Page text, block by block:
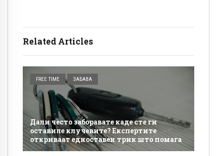
Related Articles
FREE TIME ЗАБАВА
Дали често заборавате каде сте ги
оставиле клучевите? Експертите
откриваат едноставен трик што помага